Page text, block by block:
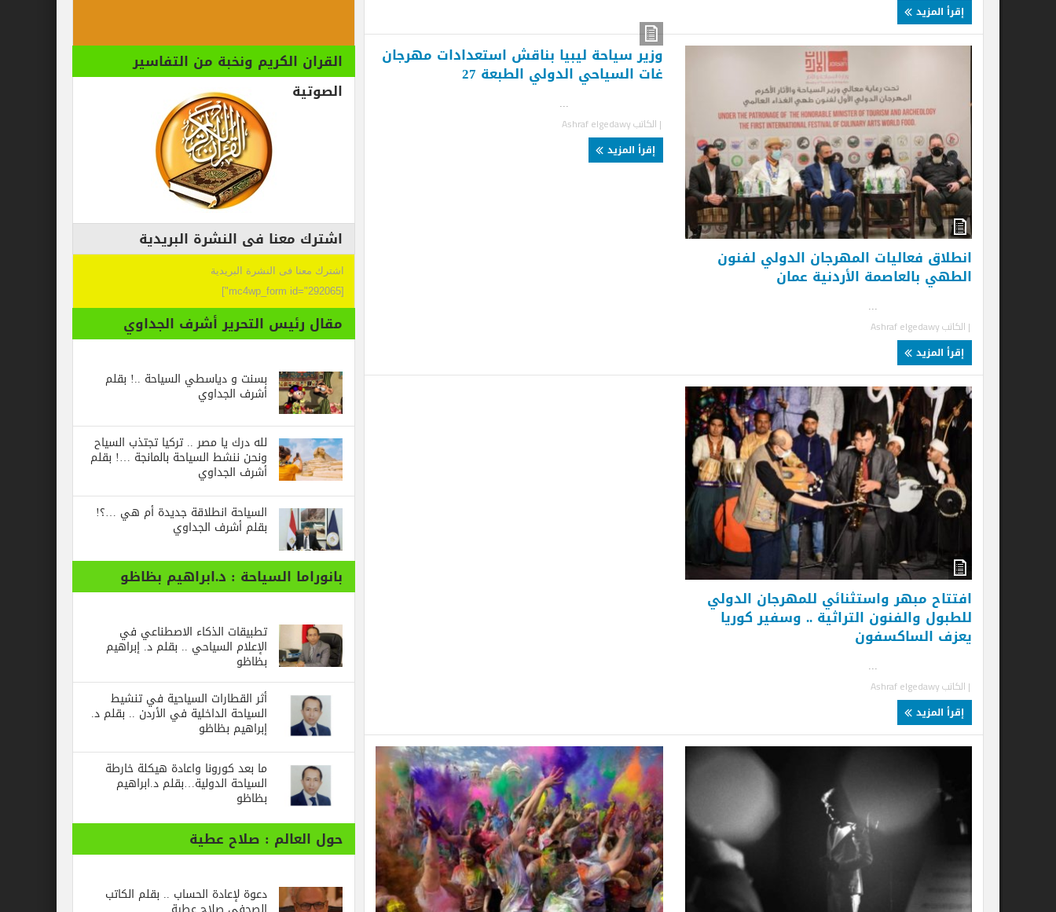
انطلاق فعاليات المهرجان الدولي لفنون
الطهي بالعاصمة الأردنية عمان
Ashraf elgedawy
وزير سياحة ليبيا بناقش استعدادات مهرجان
غات السياحي الدولي الطبعة 27
Ashraf elgedawy
إقرأ المزيد
افتتاح مبهر واستثنائي للمهرجان الدولي
للطبول والفنون التراثية .. وسفير كوريا
يعزف الساكسفون
Ashraf elgedawy
القران الكريم ونخبة من التفاسير
اشترك معنا فى النشرة البريدية
اشترك معنا فى النشرة البريدية
مقال رئيس التحرير أشرف الجداوي
بسنت و دياسطي السياحة ..! بقلم
أشرف الجداوي
لله درك يا مصر .. تركيا تجتذب السياح
ونحن ننشط السياحة بالمانجة …! بقلم
أشرف الجداوي
السياحة انطلاقة جديدة أم هي …؟!
بقلم أشرف الجداوي
بانوراما السياحة : د.ابراهيم بظاظو
تطبيقات الذكاء الاصطناعي في
الإعلام السياحي .. بقلم د. إبراهيم
بظاظو
أثر القطارات السياحية في تنشيط
السياحة الداخلية في الأردن .. بقلم د.
إبراهيم بظاظو
ما بعد كورونا واعادة هيكلة خارطة
السياحة الدولية…بقلم د.ابراهيم
بظاظو
حول العالم : صلاح عطية
دعوة لإعادة الحساب .. بقلم الكاتب